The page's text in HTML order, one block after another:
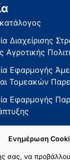
Διαχείρισης
Αγροτικής
Εφαρμογής
Τομεακών
Εφαρμογής
Ενημέρωση
σας, να